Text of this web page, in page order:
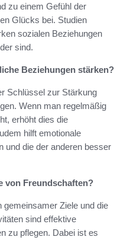
zu einem Gefühl der
Glücks bei. Studien
sozialen Beziehungen
sind.
Beziehungen stärken?
Schlüssel zur Stärkung
Wenn man regelmäßig
erhöht dies die
hilft emotionale
und die der anderen besser
von Freundschaften?
gemeinsamer Ziele und die
sind effektive
zu pflegen. Dabei ist es